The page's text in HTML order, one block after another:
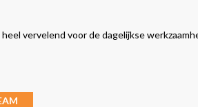
vervelend voor de dagelijkse